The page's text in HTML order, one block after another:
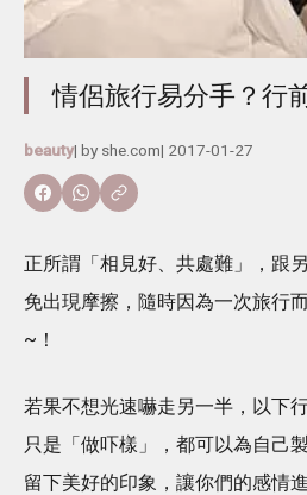
情侶旅行易分手？行
beauty| by she.com| 2017-01-27
正所謂「相見好、共處難」，跟
免出現摩擦，隨時因為一次旅行
~！
若果不想光速嚇走另一半，以下
只是「做吓樣」，都可以為自己
留下美好的印象，讓你們的感情